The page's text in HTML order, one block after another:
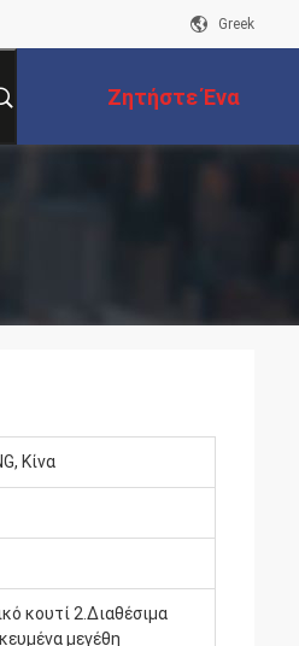
Greek
Ζητήστε Ένα
Απόσπασμα
Κίνα
κουτί 2.Διαθέσιμα
μεγέθη